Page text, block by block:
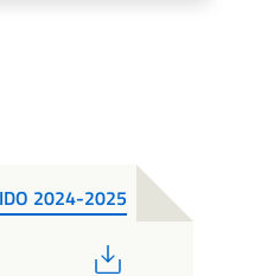
2024-2025